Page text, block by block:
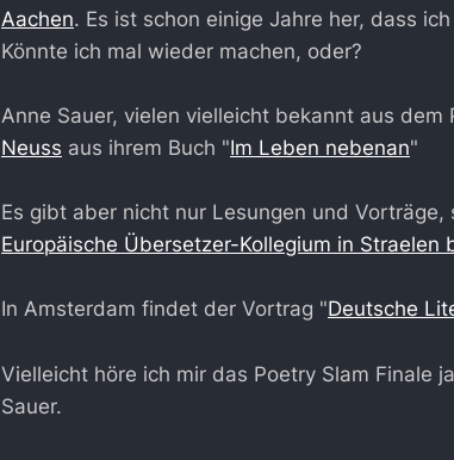
Aachen. Es ist schon einige Jahre her, dass
Könnte ich mal wieder machen, oder?
Anne Sauer, vielen vielleicht bekannt aus dem
Neuss aus ihrem Buch "Im Leben nebenan"
Es gibt aber nicht nur Lesungen und Vorträge,
Europäische Übersetzer-Kollegium in Straelen
In Amsterdam findet der Vortrag "Deutsche
Vielleicht höre ich mir das Poetry Slam Finale
Sauer.